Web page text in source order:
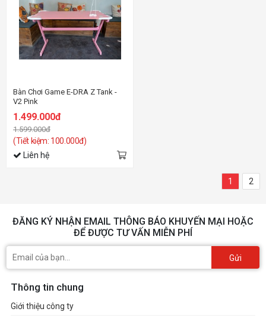
Bàn Chơi Game E-DRA Z Tank -
V2 Pink
1.499.000đ
1.599.000đ
(Tiết kiệm: 100.000đ)
Liên hệ
1 2
ĐĂNG KÝ NHẬN EMAIL THÔNG BÁO KHUYẾN MẠI HOẶC
ĐỂ ĐƯỢC TƯ VẤN MIỄN PHÍ
Gửi
Thông tin chung
Giới thiệu công ty